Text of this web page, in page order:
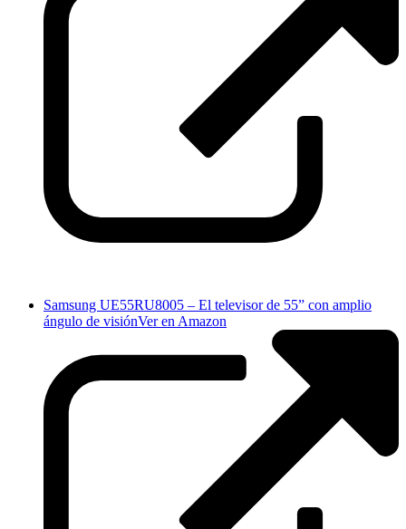
Samsung UE55RU8005 – El televisor de 55” con amplio
ángulo de visiónVer en Amazon